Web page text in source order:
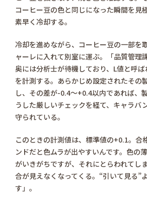
コーヒー豆の色と同じになった瞬間を見
素早く冷却する。
冷却を進めながら、コーヒー豆の一部を
ャーレに入れて別室に運ぶ。「品質管理
奥には分析士が待機しており、L値と呼
を計測する。あらかじめ設定されたその
し、その差が-0.4〜+0.4以内であれば、
うした厳しいチェックを経て、キャラバ
守られている。
このときの計測値は、標準値の+0.1。合
ンドだと色ムラが出やすいんです。色の
がいきがちですが、それにとらわれてし
合が見えなくなってくる。“引いて見る”
す」。